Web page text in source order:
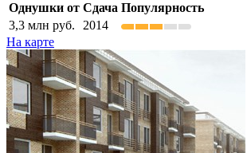
Однушки от Сдача Популярность
3,3 млн руб.
2014
На карте